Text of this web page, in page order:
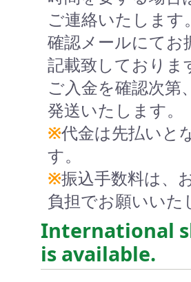
ご連絡いたします
確認メールにてお
記載致しておりま
ご入金を確認次第
発送いたします。
※代金は先払いと
す。
※振込手数料は、
負担でお願いいた
International
is available.